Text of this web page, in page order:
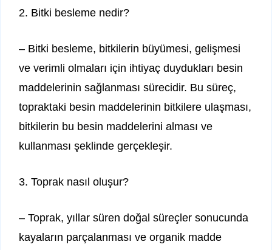
2. Bitki besleme nedir?
– Bitki besleme, bitkilerin büyümesi, gelişmesi
ve verimli olmaları için ihtiyaç duydukları besin
maddelerinin sağlanması sürecidir. Bu süreç,
topraktaki besin maddelerinin bitkilere ulaşması,
bitkilerin bu besin maddelerini alması ve
kullanması şeklinde gerçekleşir.
3. Toprak nasıl oluşur?
– Toprak, yıllar süren doğal süreçler sonucunda
kayaların parçalanması ve organik madde